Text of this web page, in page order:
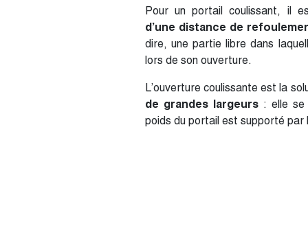
Pour un portail coulissant, il
d’une distance de
dire, une partie libre dans
lors de son ouverture.
L’ouverture coulissante est la
de grandes largeurs : elle
poids du portail est supporté par